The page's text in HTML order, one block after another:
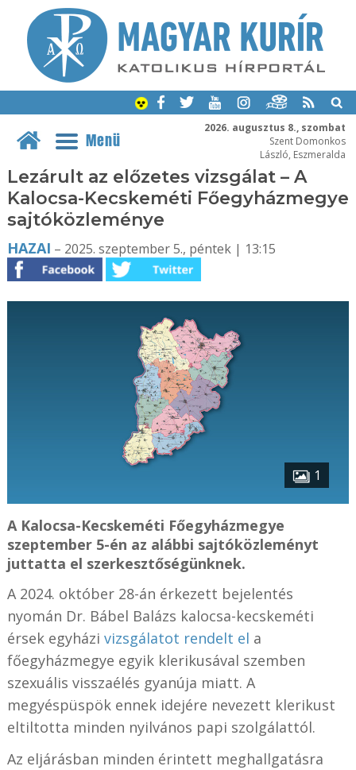
2026. augusztus 8., szombat
Szent Domonkos
László, Eszmeralda
Menü
Lezárult az előzetes vizsgálat – A
Kalocsa-Kecskeméti Főegyházmegye
sajtóközleménye
HAZAI – 2025. szeptember 5., péntek | 13:15
1
A Kalocsa-Kecskeméti Főegyházmegye
szeptember 5-én az alábbi sajtóközleményt
juttatta el szerkesztőségünknek.
A 2024. október 28-án érkezett bejelentés
nyomán Dr. Bábel Balázs kalocsa-kecskeméti
érsek egyházi vizsgálatot rendelt el a
főegyházmegye egyik klerikusával szemben
szexuális visszaélés gyanúja miatt. A
megyéspüspök ennek idejére nevezett klerikust
eltiltotta minden nyilvános papi szolgálattól.
Az eljárásban minden érintett meghallgatásra